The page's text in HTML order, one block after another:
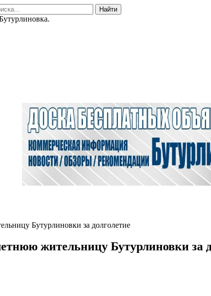
Найти
Бутурлиновки за долголетие
жительницу Бутурлиновки за